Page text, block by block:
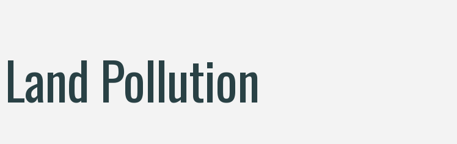
Land Pollution